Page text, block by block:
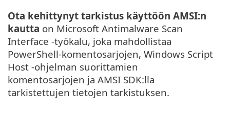
Ota kehittynyt tarkistus käyttöön AMSI:n
kautta on Microsoft Antimalware Scan
Interface -työkalu, joka mahdollistaa
PowerShell-komentosarjojen, Windows Script
Host -ohjelman suorittamien
komentosarjojen ja AMSI SDK:lla
tarkistettujen tietojen tarkistuksen.